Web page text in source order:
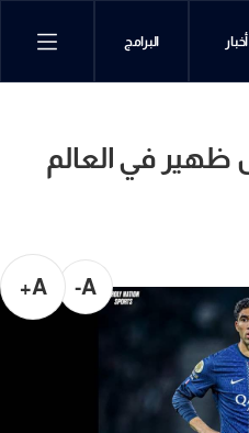
أخبار البرامج
في العالم
A-
A+